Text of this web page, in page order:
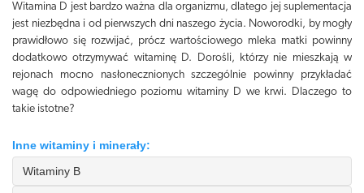
Witamina D jest bardzo ważna dla organizmu, dlatego jej suplementacja
jest niezbędna i od pierwszych dni naszego życia. Noworodki, by mogły
prawidłowo się rozwijać, prócz wartościowego mleka matki powinny
dodatkowo otrzymywać witaminę D. Dorośli, którzy nie mieszkają w
rejonach mocno nasłonecznionych szczególnie powinny przykładać
wagę do odpowiedniego poziomu witaminy D we krwi. Dlaczego to
takie istotne?
Inne witaminy i minerały:
Witaminy B